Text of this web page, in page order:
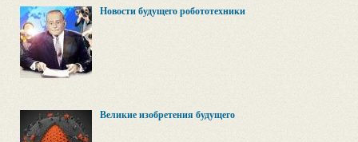
Новости будущего робототехники
Великие изобретения будущего